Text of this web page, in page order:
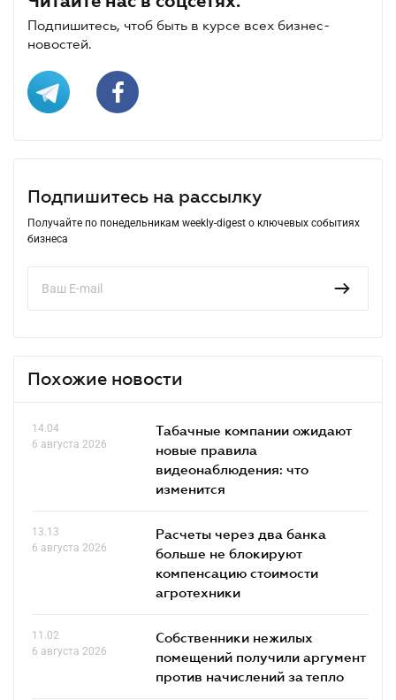
Подпишитесь, чтоб быть в курсе всех бизнес-
новостей.
Подпишитесь на рассылку
Получайте по понедельникам weekly-digest о ключевых событиях
бизнеса
Похожие новости
14.04
6 августа 2026
Табачные компании ожидают
новые правила
видеонаблюдения: что
изменится
13.13
6 августа 2026
Расчеты через два банка
больше не блокируют
компенсацию стоимости
агротехники
11.02
6 августа 2026
Собственники нежилых
помещений получили аргумент
против начислений за тепло